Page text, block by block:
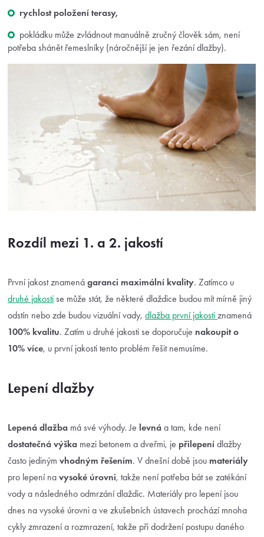
rychlost položení terasy,
pokládku může zvládnout manuálně zručný člověk sám, není
potřeba shánět řemeslníky (náročnější je jen řezání dlažby).
Rozdíl mezi 1. a 2. jakostí
První jakost znamená garanci maximální kvality. Zatímco u
druhé jakosti se může stát, že některé dlaždice budou mít mírně jiný
odstín nebo zde budou vizuální vady, dlažba první jakosti znamená
100% kvalitu. Zatím u druhé jakosti se doporučuje nakoupit o
10% více, u první jakosti tento problém řešit nemusíme.
Lepení dlažby
Lepená dlažba má své výhody. Je levná a tam, kde není
dostatečná výška mezi betonem a dveřmi, je přilepení dlažby
často jediným vhodným řešením. V dnešní době jsou materiály
pro lepení na vysoké úrovni, takže není potřeba bát se zatékání
vody a následného odmrzání dlaždic. Materiály pro lepení jsou
dnes na vysoké úrovni a ve zkušebních ústavech prochází mnoha
cykly zmrazení a rozmrazení, takže při dodržení postupu daného